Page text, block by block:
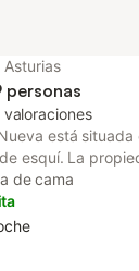
Asturias
personas
valoraciones
está
esquí. La
3 dormitorios y
los servicios
Fi, televisión y
de cama